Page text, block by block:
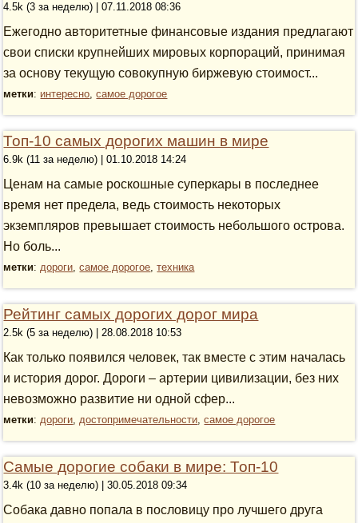
4.5k (3 за неделю) | 07.11.2018 08:36
Ежегодно авторитетные финансовые издания предлагают
свои списки крупнейших мировых корпораций, принимая
за основу текущую совокупную биржевую стоимост...
метки: интересно,самое дорогое
Топ-10 самых дорогих машин в мире
6.9k (11 за неделю) | 01.10.2018 14:24
Ценам на самые роскошные суперкары в последнее
время нет предела, ведь стоимость некоторых
экземпляров превышает стоимость небольшого острова.
Но боль...
метки:дороги,самое дорогое,техника
Рейтинг самых дорогих дорог мира
2.5k (5 за неделю) | 28.08.2018 10:53
Как только появился человек, так вместе с этим началась
и история дорог. Дороги – артерии цивилизации, без них
невозможно развитие ни одной сфер...
метки:дороги,достопримечательности,самое дорогое
Самые дорогие собаки в мире: Топ-10
3.4k (10 за неделю) | 30.05.2018 09:34
Собака давно попала в пословицу про лучшего друга